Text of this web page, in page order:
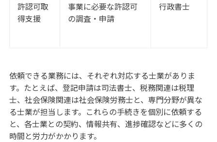
許認可取
得支援
事業に必要な許認可
の調査・申請
行政書士
依頼できる業務には、それぞれ対応する士業がありま
す。たとえば、登記申請は司法書士、税務関連は税理
士、社会保険関連は社会保険労務士と、専門分野が異な
る士業が担当します。これらの手続きを個別に依頼する
と、各士業との契約、情報共有、進捗確認などに多くの
時間と労力がかかります。